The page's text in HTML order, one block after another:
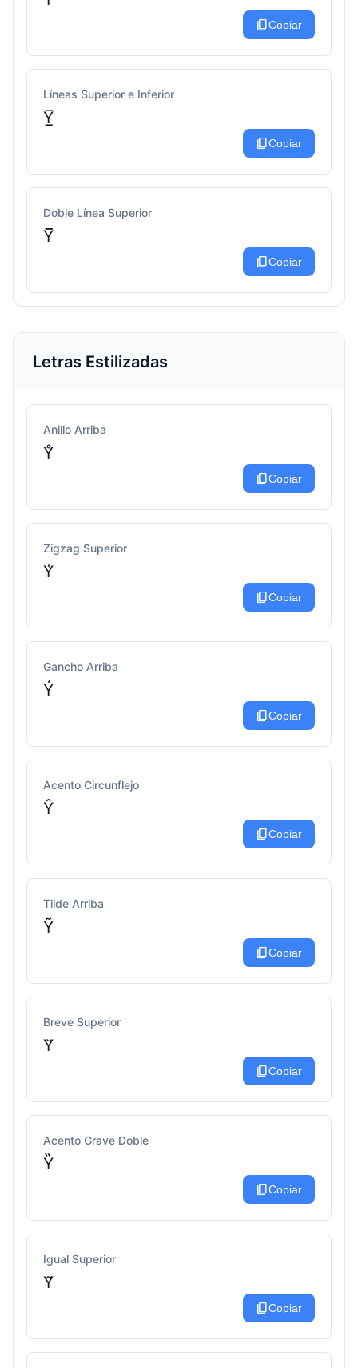
content_copyCopiar
Líneas Superior e Inferior
Y̲̅
content_copyCopiar
Doble Línea Superior
Y̅̅
content_copyCopiar
Letras Estilizadas
Anillo Arriba
Y̊
content_copyCopiar
Zigzag Superior
Y͛
content_copyCopiar
Gancho Arriba
Ỷ
content_copyCopiar
Acento Circunflejo
Ŷ
content_copyCopiar
Tilde Arriba
Ỹ
content_copyCopiar
Breve Superior
Y̆
content_copyCopiar
Acento Grave Doble
Y̏
content_copyCopiar
Igual Superior
Y͂
content_copyCopiar